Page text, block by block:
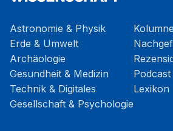
Astronomie & Physik
Erde & Umwelt
Archäologie
Gesundheit & Medizin
Technik & Digitales
Gesellschaft & Psychologie
Podcast
Lexikon